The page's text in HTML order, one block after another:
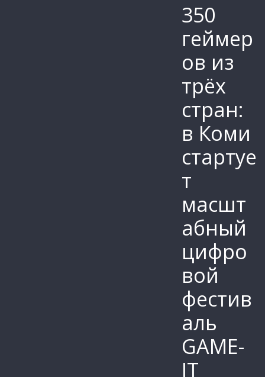
350
геймер
ов из
трёх
стран:
в Коми
стартуе
т
масшт
абный
цифро
вой
фестив
аль
GAME-
IT